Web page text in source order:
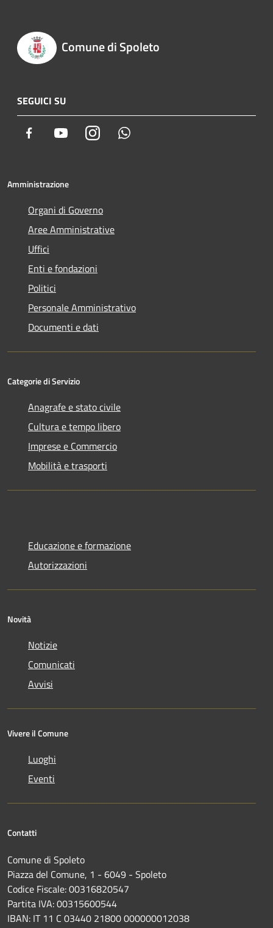
Comune di Spoleto
SEGUICI SU
Facebook YoutubeInstagram
Amministrazione
Organi di Governo
Aree Amministrative
Uffici
Enti e fondazioni
Politici
Personale Amministrativo
Documenti e dati
Categorie di Servizio
Anagrafe e stato civile
Cultura e tempo libero
Imprese e Commercio
Mobilità e trasporti
Educazione e formazione
Autorizzazioni
Novità
Notizie
Comunicati
Avvisi
Vivere il Comune
Luoghi
Eventi
Contatti
Comune di Spoleto
Piazza del Comune, 1 - 6049 - Spoleto
Codice Fiscale: 00316820547
Partita IVA: 00315600544
IBAN: IT 11 C 03440 21800 000000012038